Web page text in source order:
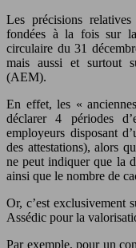
Les précisions
fondées à la fois sur
circulaire du 31
mais aussi et surtout
(AEM).
En effet, les «
déclarer 4 périodes
employeurs disposant
des attestations), alors
ne peut indiquer que la
ainsi que le nombre de
Or, c’est exclusivement
Assédic pour la
Par exemple, pour un